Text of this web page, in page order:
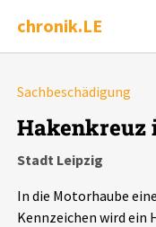
chronik.LE
Chronik
Dossiers
Sachbeschädigung
Hakenkreuz
Stadt Leipzig
In die Motorhaube
Kennzeichen wird ein
Alle
Ereignisse
Ereignisse